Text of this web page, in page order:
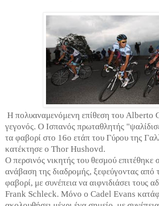
Η πολυαναμενόμενη επίθεση του Alberto
γεγονός. Ο Ισπανός πρωταθλητής
τα φαβορί στο 16ο ετάπ του Γύρου της
κατέκτησε ο Thor Hushovd.
Ο περσινός νικητής του θεσμού επιτέθηκε
ανάβαση της διαδρομής, ξεφεύγοντας από
φαβορί, με συνέπεια να αιφνιδιάσει τους
Frank Schleck. Μόνο ο Cadel Evans